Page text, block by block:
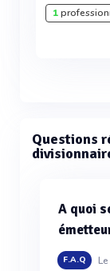
1
Questions
A quoi
F.A.Q